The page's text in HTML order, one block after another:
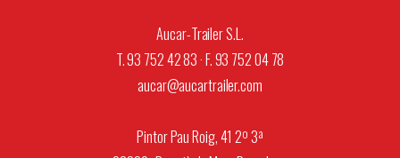
Aucar-Trailer S.L.
T. 93 752 42 83 · F. 93 752 04 78
aucar@aucartrailer.com
Pintor Pau Roig, 41 2º 3ª